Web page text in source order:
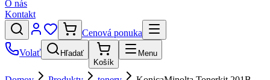
O nás
Kontakt
Cenová ponuka
Volať
Hľadať
Košík
Menu